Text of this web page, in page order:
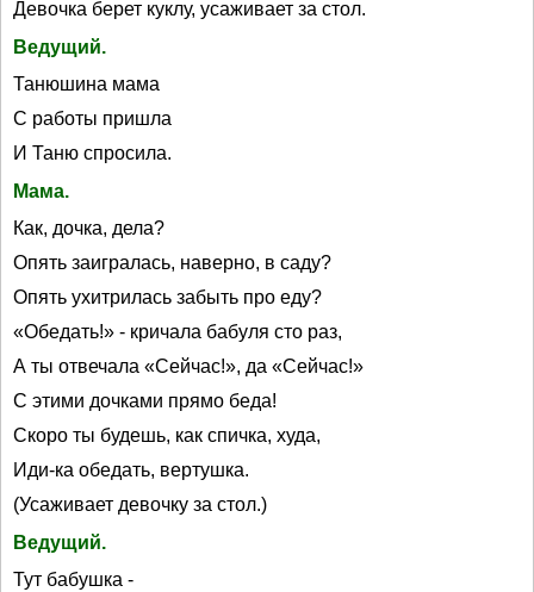
Девочка берет куклу, усаживает за стол.
Ведущий.
Танюшина мама
С работы пришла
И Таню спросила.
Мама.
Как, дочка, дела?
Опять заигралась, наверно, в саду?
Опять ухитрилась забыть про еду?
«Обедать!» - кричала бабуля сто раз,
А ты отвечала «Сейчас!», да «Сейчас!»
С этими дочками прямо беда!
Скоро ты будешь, как спичка, худа,
Иди-ка обедать, вертушка.
(Усаживает девочку за стол.)
Ведущий.
Тут бабушка -